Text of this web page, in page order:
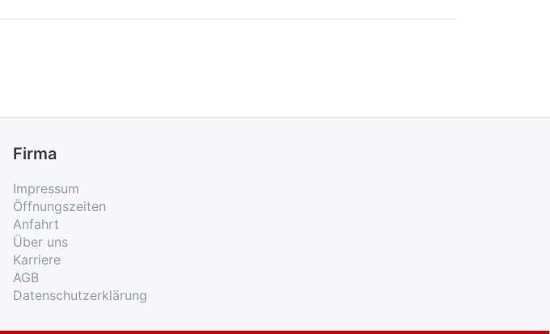
Firma
Impressum
Öffnungszeiten
Anfahrt
Über uns
Karriere
AGB
Datenschutzerklärung